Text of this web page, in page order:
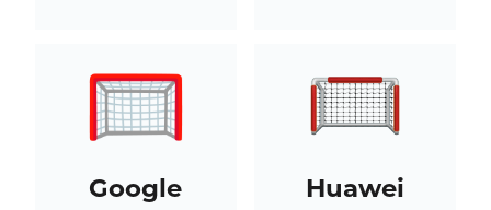
Google Huawei